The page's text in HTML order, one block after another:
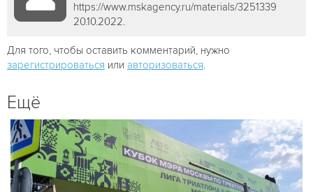
https://www.mskagency.ru/materials/3251339
20.10.2022.
Для того, чтобы оставить комментарий, нужно
зарегистрироваться или авторизоваться
Ещё